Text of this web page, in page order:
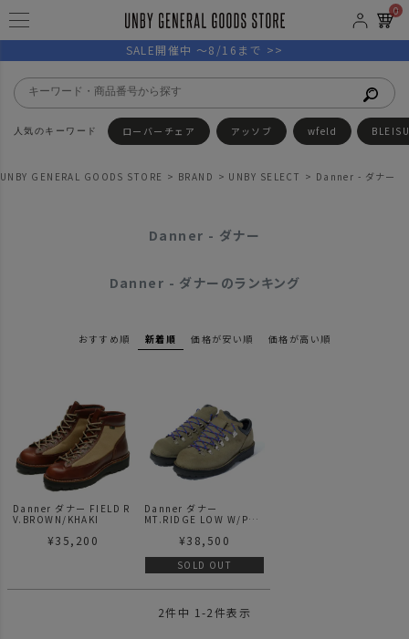
0
SALE開催中 ～8/16まで >>
ローバーチェア アッソブ wfeld
UNBY GENERAL GOODS STORE BRAND UNBY SELECT Danner - ダナー
Danner - ダナー
Danner - ダナーのランキング
おすすめ順 新着順 価格が安い順 価格が高い順
Danner ダナー FIELD R
V.BROWN/KHAKI
¥35,200
Danner ダナー
MT.RIDGE LOW W/P
¥38,500
SOLD OUT
2件中 1 -2件表示